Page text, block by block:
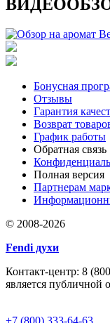
Бонусная
Отзывы
Гарантия
Возврат
График работы
Обратная связь
Полная версия
Партнерам
© 2008-2026
Fendi духи
Контакт-центр: 8
является публичной
+7 (800) 333-64-63